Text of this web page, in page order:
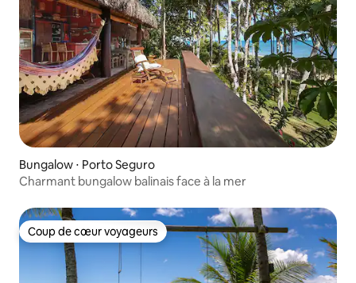
Bungalow ⋅ Porto Seguro
Charmant bungalow balinais face à la mer
Coup de cœur voyageurs
Coup de cœur voyageurs